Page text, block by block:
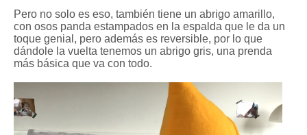
Pero no solo es eso, también tiene un abrigo amarillo,
con osos panda estampados en la espalda que le da un
toque genial, pero además es reversible, por lo que
dándole la vuelta tenemos un abrigo gris, una prenda
más básica que va con todo.